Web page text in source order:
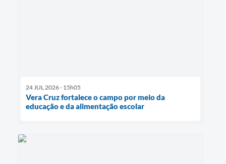
24 JUL 2026 - 15h05
Vera Cruz fortalece o campo por meio da
educação e da alimentação escolar